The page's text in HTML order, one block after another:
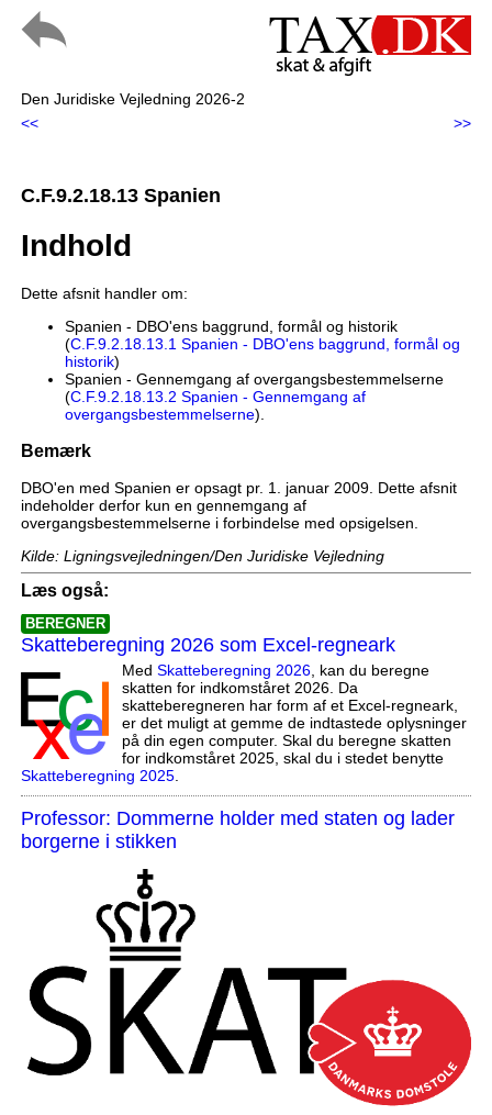
Den Juridiske Vejledning 2026-2
<<
>>
C.F.9.2.18.13 Spanien
Indhold
Dette afsnit handler om:
Spanien - DBO'ens baggrund, formål og historik
(C.F.9.2.18.13.1 Spanien - DBO'ens baggrund, formål og
historik)
Spanien - Gennemgang af overgangsbestemmelserne
(C.F.9.2.18.13.2 Spanien - Gennemgang af
overgangsbestemmelserne).
Bemærk
DBO'en med Spanien er opsagt pr. 1. januar 2009. Dette afsnit
indeholder derfor kun en gennemgang af
overgangsbestemmelserne i forbindelse med opsigelsen.
Kilde: Ligningsvejledningen/Den Juridiske Vejledning
Læs også:
BEREGNER
Skatteberegning 2026 som Excel-regneark
Med Skatteberegning 2026, kan du beregne
skatten for indkomståret 2026. Da
skatteberegneren har form af et Excel-regneark,
er det muligt at gemme de indtastede oplysninger
på din egen computer. Skal du beregne skatten
for indkomståret 2025, skal du i stedet benytte
Skatteberegning 2025.
Professor: Dommerne holder med staten og lader
borgerne i stikken